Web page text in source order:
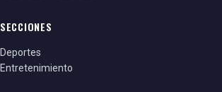
SECCIONES
Deportes
Entretenimiento